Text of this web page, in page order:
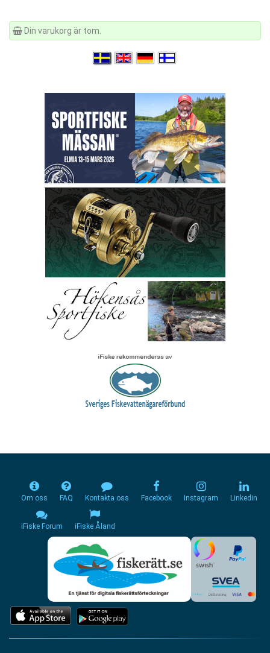
Din varukorg är tom.
Om oss FAQ Kontakta oss Facebook Instagram Linkedin
iFiske Forum iFiske Åland